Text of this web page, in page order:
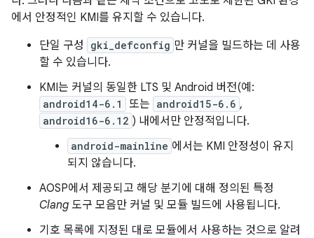
에서 안정적인 KMI를 유지할 수 있습니다.
단일 구성
gki_defconfig 만 커널을 빌드하는 데 사용
할 수 있습니다.
KMI는 커널의 동일한 LTS 및 Android 버전(예:
android14-6.1 또는 android15-6.6 ,
android16-6.12 ) 내에서만 안정적입니다.
android-mainline 에서는 KMI 안정성이 유지
되지 않습니다.
AOSP에서 제공되고 해당 분기에 대해 정의된 특정
Clang 도구 모음만 커널 및 모듈 빌드에 사용됩니다.
기호 목록에 지정된 대로 모듈에서 사용하는 것으로 알려